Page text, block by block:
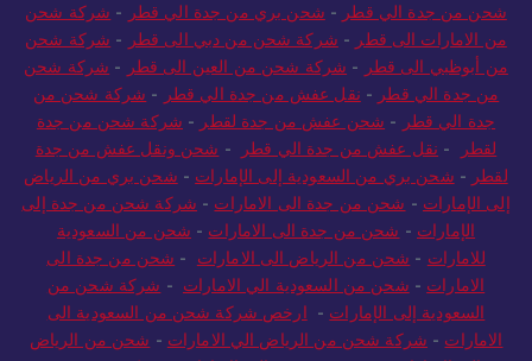
شحن من جدة الي قطر - شحن بري من جدة الي قطر - شركة شحن
من الامارات الى قطر - شركة شحن من دبي الى قطر - شركة شحن
من أبوظبي الى قطر - شركة شحن من العين الى قطر - شركة شحن
من جدة الي قطر - نقل عفش من جدة الي قطر - شركة شحن من
جدة الي قطر - شحن عفش من جدة لقطر - شركة شحن من جدة
لقطر
- نقل عفش من جدة الي قطر - شحن ونقل عفش من جدة
لقطر - شحن بري من السعودية إلى الإمارات - شحن بري من الرياض
إلى الإمارات - شحن من جدة الى الامارات - شركة شحن من جدة إلى
الإمارات - شحن من جدة الى الامارات - شحن من السعودية
للامارات - شحن من الرياض الى الامارات - شحن من جدة الى
الامارات - شحن من السعودية الي الامارات - شركة شحن من
السعودية إلى الإمارات - ارخص شركة شحن من السعودية الى
الامارات - شركة شحن من الرياض الي الامارات - شحن من الرياض